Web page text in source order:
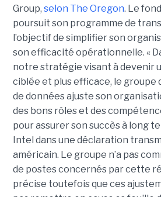
Group, selon The Oregon. Le
poursuit son programme de
l’objectif de simplifier son
son efficacité opérationnelle. «
notre stratégie visant à devenir
ciblée et plus efficace, le groupe
de données ajuste son
des bons rôles et des
pour assurer son succès à long
Intel dans une déclaration
américain. Le groupe n’a pas
de postes concernés par cette
précise toutefois que ces